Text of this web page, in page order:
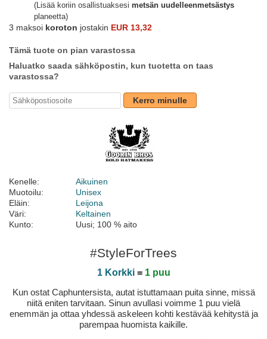
(Lisää koriin osallistuaksesi metsän uudelleenmetsästys
planeetta)
3 maksoi koroton jostakin EUR 13,32
Tämä tuote on pian varastossa
Haluatko saada sähköpostin, kun tuotetta on taas
varastossa?
Kerro minulle
Kenelle:
Aikuinen
Muotoilu:
Unisex
Eläin:
Leijona
Väri:
Keltainen
Kunto:
Uusi; 100 % aito
#StyleForTrees
1 Korkki= 1 puu
Kun ostat Caphuntersista, autat istuttamaan puita sinne, missä
niitä eniten tarvitaan. Sinun avullasi voimme 1 puu vielä
enemmän ja ottaa yhdessä askeleen kohti kestävää kehitystä ja
parempaa huomista kaikille.